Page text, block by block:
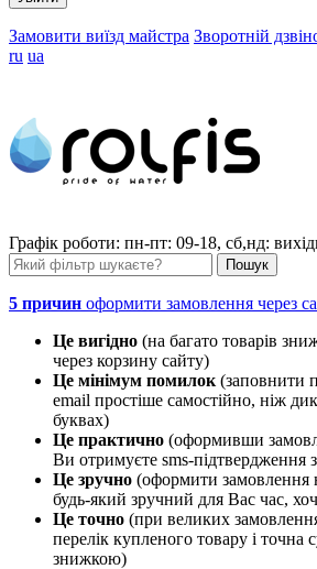
Замовити виїзд майстра Зворотній
ru ua
Графік роботи: пн-пт: 09-18, сб,нд:
5 причин оформити замовлення через
Це вигідно (на багато товарів
через корзину сайту)
Це мінімум помилок (заповнити
email простіше самостійно, ніж
буквах)
Це практично (оформивши
Ви отримуєте sms-підтвердження
Це зручно (оформити замовлення
будь-який зручний для Вас час,
Це точно (при великих
перелік купленого товару і точна
знижкою)